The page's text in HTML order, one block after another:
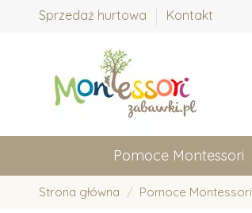
Sprzedaż hurtowa Kontakt
Pomoce Montessori
Strona główna Pomoce Montessori